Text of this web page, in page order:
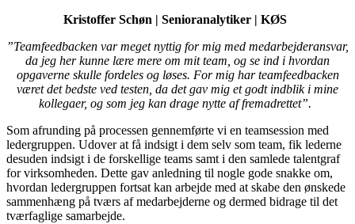
Kristoffer Schøn | Senioranalytiker | KØS
”Teamfeedbacken var meget nyttig for mig med medarbejderansvar,
da jeg her kunne lære mere om mit team, og se ind i hvordan
opgaverne skulle fordeles og løses. For mig har teamfeedbacken
været det bedste ved testen, da det gav mig et godt indblik i mine
kollegaer, og som jeg kan drage nytte af fremadrettet”.
Som afrunding på processen gennemførte vi en teamsession med
ledergruppen. Udover at få indsigt i dem selv som team, fik lederne
desuden indsigt i de forskellige teams samt i den samlede talentgraf
for virksomheden. Dette gav anledning til nogle gode snakke om,
hvordan ledergruppen fortsat kan arbejde med at skabe den ønskede
sammenhæng på tværs af medarbejderne og dermed bidrage til det
tværfaglige samarbejde.